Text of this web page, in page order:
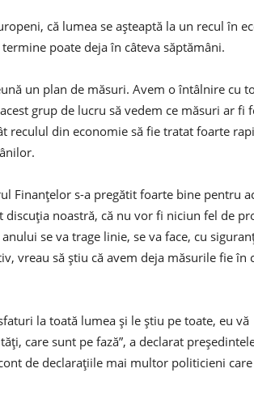
că lumea se așteaptă la un recul în
poate deja în câteva săptămâni.
un plan de măsuri. Avem o întâlnire cu
grup de lucru să vedem ce măsuri ar fi
reculul din economie să fie tratat foarte
Finanțelor s-a pregătit foarte bine pentru
discuția noastră, că nu vor fi niciun fel de
se va trage linie, se va face, cu
vreau să știu că avem deja măsurile fie în
la toată lumea și le știu pe toate, eu vă
care sunt pe fază”, a declarat
de declarațiile mai multor politicieni care